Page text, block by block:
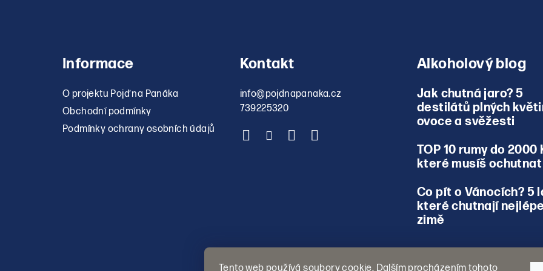
Tento web používá soubory cookie. Dalším procházením tohoto
Informace
O projektu Pojď na Panáka
Obchodní podmínky
Podmínky ochrany osobních údajů
Kontakt
info@pojdnapanaka.cz
739225320
Alkoholový blog
Jak chutná jaro? 5
destilátů plných
ovoce a svěžesti
TOP 10 rumy do 2000
které musíš ochutnat
Co pít o Vánocích? 5
které chutnají
zimě